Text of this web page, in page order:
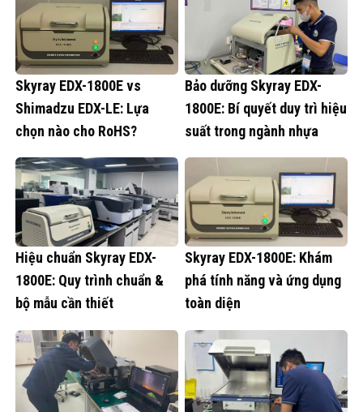
Skyray EDX-1800E vs
Shimadzu EDX-LE: Lựa
chọn nào cho RoHS?
Bảo dưỡng Skyray EDX-
1800E: Bí quyết duy trì hiệu
suất trong ngành nhựa
Hiệu chuẩn Skyray EDX-
1800E: Quy trình chuẩn &
bộ mẫu cần thiết
Skyray EDX-1800E: Khám
phá tính năng và ứng dụng
toàn diện